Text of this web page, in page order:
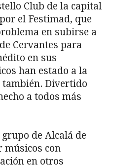
Club de la capital
el Festimad, que
en subirse a
Cervantes para
en sus
han estado a la
Divertido
a todos más
de Alcalá de
músicos con
en otros